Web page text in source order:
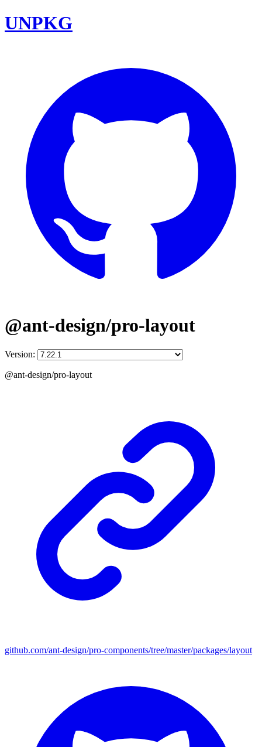
UNPKG
@ant-design/pro-layout
Version:
@ant-design/pro-layout
github.com/ant-design/pro-components/tree/master/packages/layout